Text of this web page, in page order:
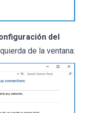
del
de la ventana: